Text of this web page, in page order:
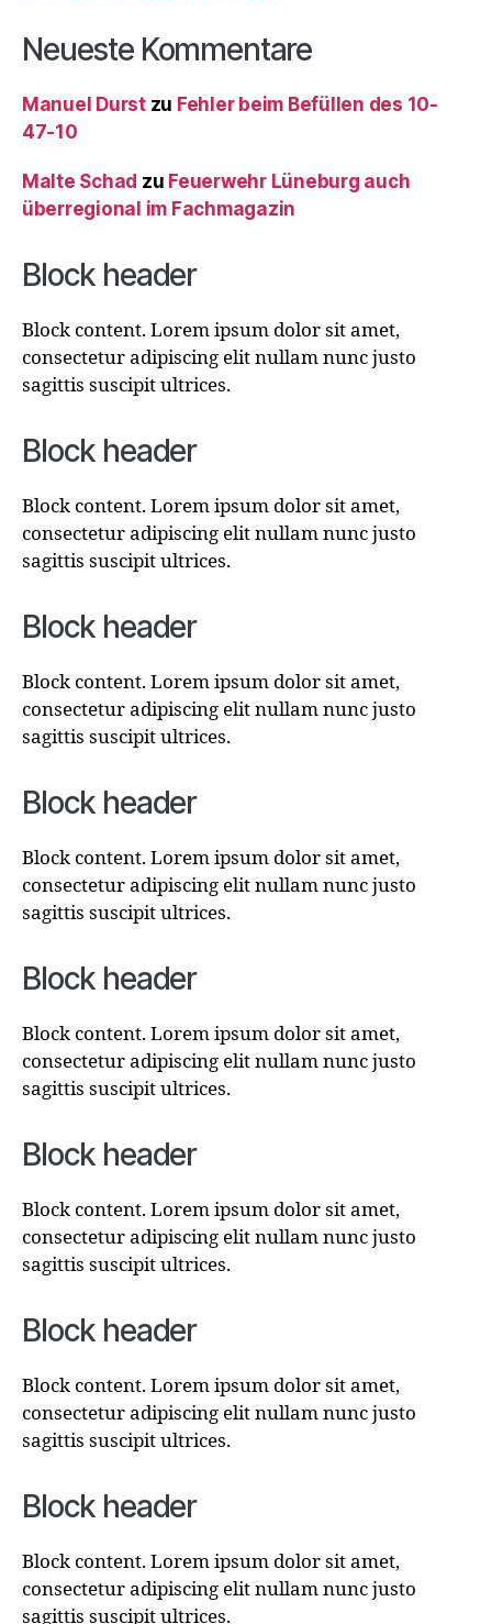
Neueste Kommentare
Manuel Durstzu Fehler beim Befüllen des 10-
47-10
Malte Schad zu Feuerwehr Lüneburg auch
überregional im Fachmagazin
Block header
Block content. Lorem ipsum dolor sit amet,
consectetur adipiscing elit nullam nunc justo
sagittis suscipit ultrices.
Block header
Block content. Lorem ipsum dolor sit amet,
consectetur adipiscing elit nullam nunc justo
sagittis suscipit ultrices.
Block header
Block content. Lorem ipsum dolor sit amet,
consectetur adipiscing elit nullam nunc justo
sagittis suscipit ultrices.
Block header
Block content. Lorem ipsum dolor sit amet,
consectetur adipiscing elit nullam nunc justo
sagittis suscipit ultrices.
Block header
Block content. Lorem ipsum dolor sit amet,
consectetur adipiscing elit nullam nunc justo
sagittis suscipit ultrices.
Block header
Block content. Lorem ipsum dolor sit amet,
consectetur adipiscing elit nullam nunc justo
sagittis suscipit ultrices.
Block header
Block content. Lorem ipsum dolor sit amet,
consectetur adipiscing elit nullam nunc justo
sagittis suscipit ultrices.
Block header
Block content. Lorem ipsum dolor sit amet,
consectetur adipiscing elit nullam nunc justo
sagittis suscipit ultrices.